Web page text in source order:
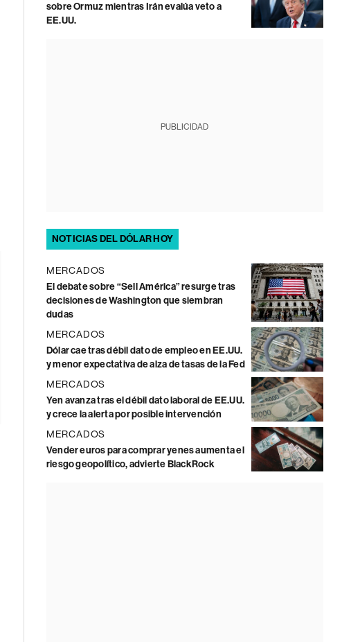
sobre Ormuz mientras Irán evalúa veto a
EE.UU.
PUBLICIDAD
NOTICIAS DEL DÓLAR HOY
MERCADOS
El debate sobre “Sell América” resurge tras
decisiones de Washington que siembran
dudas
MERCADOS
Dólar cae tras débil dato de empleo en EE.UU.
y menor expectativa de alza de tasas de la Fed
MERCADOS
Yen avanza tras el débil dato laboral de EE.UU.
y crece la alerta por posible intervención
MERCADOS
Vender euros para comprar yenes aumenta el
riesgo geopolítico, advierte BlackRock